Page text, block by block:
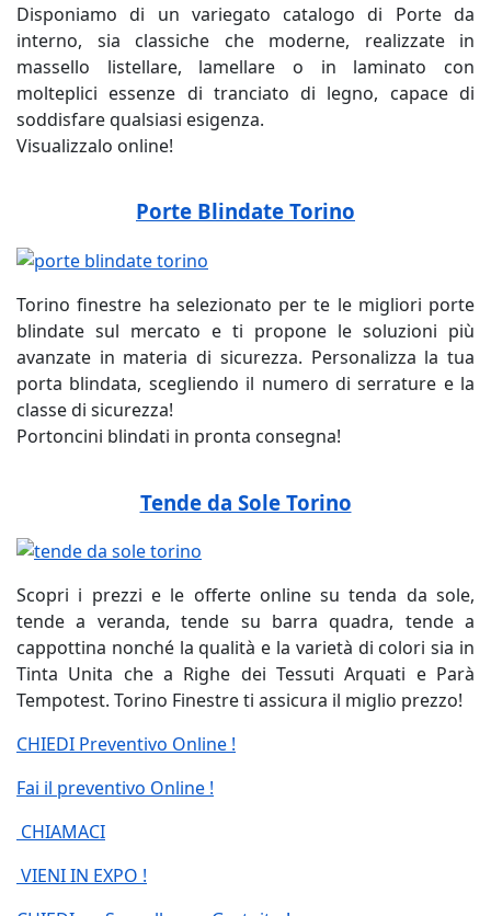
Disponiamo di un variegato catalogo di Porte da
interno, sia classiche che moderne, realizzate in
massello listellare, lamellare o in laminato con
molteplici essenze di tranciato di legno, capace di
soddisfare qualsiasi esigenza.
Visualizzalo online!
Porte Blindate Torino
Torino finestre ha selezionato per te le migliori porte
blindate sul mercato e ti propone le soluzioni più
avanzate in materia di sicurezza. Personalizza la tua
porta blindata, scegliendo il numero di serrature e la
classe di sicurezza!
Portoncini blindati in pronta consegna!
Tende da Sole Torino
Scopri i prezzi e le offerte online su tenda da sole,
tende a veranda, tende su barra quadra, tende a
cappottina nonché la qualità e la varietà di colori sia in
Tinta Unita che a Righe dei Tessuti Arquati e Parà
Tempotest. Torino Finestre ti assicura il miglio prezzo!
CHIEDI Preventivo Online !
Fai il preventivo Online !
CHIAMACI
VIENI IN EXPO !